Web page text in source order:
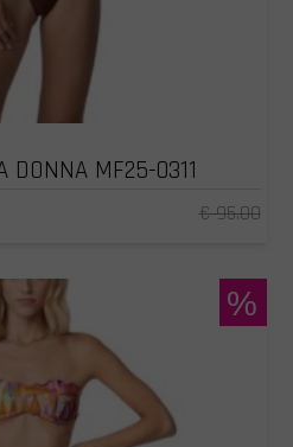
DONNA MF25-0311
€ 95.00
%